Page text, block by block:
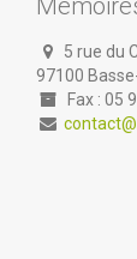
5 rue du
97100
Fax : 05